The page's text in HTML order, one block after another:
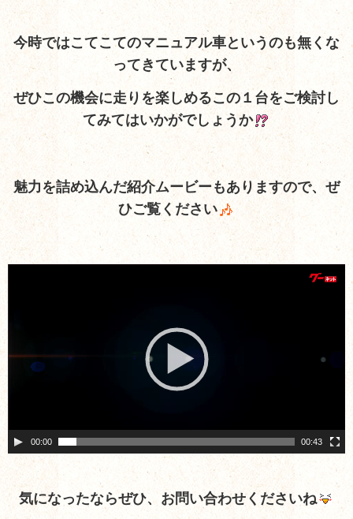
今時ではこてこてのマニュアル車というのも無くな
ってきていますが、
ぜひこの機会に走りを楽しめるこの１台をご検討し
てみてはいかがでしょうか
魅力を詰め込んだ紹介ムービーもありますので、ぜ
ひご覧ください
00:00 00:43
気になったならぜひ、お問い合わせくださいね